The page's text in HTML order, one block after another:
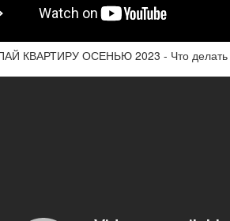
КВАРТИРУ ОСЕНЬЮ 2023 - Что делать